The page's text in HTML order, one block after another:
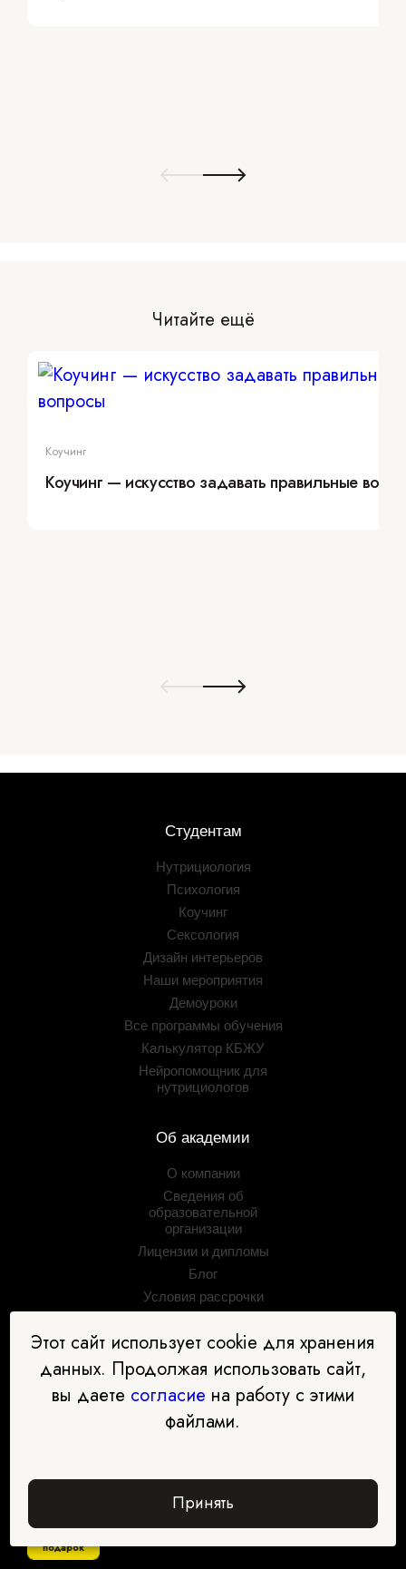
подарок
Читайте ещё
Коучинг
Коучинг — искусство задавать правильные
Студентам
Нутрициология
Психология
Коучинг
Сексология
Дизайн интерьеров
Наши мероприятия
Демоуроки
Все программы обучения
Калькулятор КБЖУ
Нейропомощник для
нутрициологов
Об академии
О компании
Сведения об
образовательной
организации
Лицензии и дипломы
Блог
Условия рассрочки
Контакты
Задать вопрос
Партнёрская программа
Этот сайт использует cookie для хранения
данных. Продолжая использовать сайт,
вы даете согласие на работу с этими
файлами.
Принять